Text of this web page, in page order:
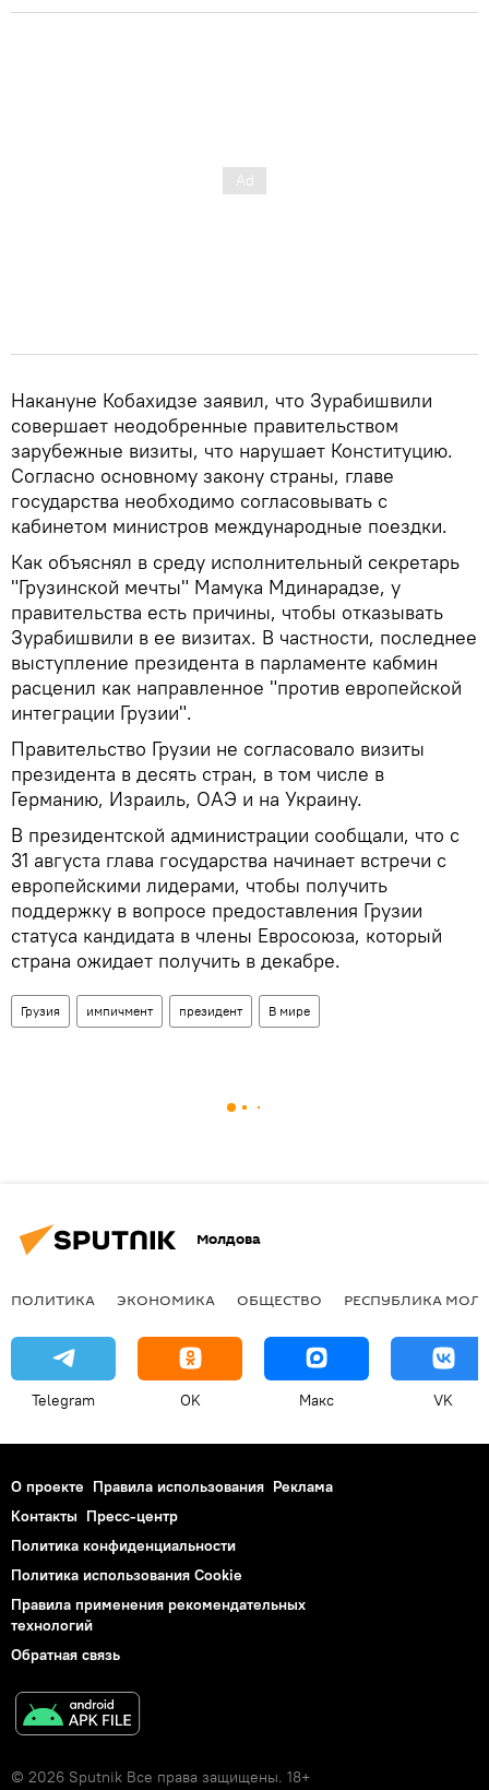
Накануне Кобахидзе заявил, что Зурабишвили
совершает неодобренные правительством
зарубежные визиты, что нарушает Конституцию.
Согласно основному закону страны, главе
государства необходимо согласовывать с
кабинетом министров международные поездки.
Как объяснял в среду исполнительный секретарь
"Грузинской мечты" Мамука Мдинарадзе, у
правительства есть причины, чтобы отказывать
Зурабишвили в ее визитах. В частности, последнее
выступление президента в парламенте кабмин
расценил как направленное "против европейской
интеграции Грузии".
Правительство Грузии не согласовало визиты
президента в десять стран, в том числе в
Германию, Израиль, ОАЭ и на Украину.
В президентской администрации сообщали, что с
31 августа глава государства начинает встречи с
европейскими лидерами, чтобы получить
поддержку в вопросе предоставления Грузии
статуса кандидата в члены Евросоюза, который
страна ожидает получить в декабре.
Грузия импичмент президент В мире
Молдова
ПОЛИТИКА ЭКОНОМИКА ОБЩЕСТВО РЕСПУБЛИКА
Telegram OK Макс VK
О проекте Правила использования Реклама
Контакты Пресс-центр
Политика конфиденциальности
Политика использования Cookie
Правила применения рекомендательных
технологий
Обратная связь
© 2026 Sputnik Все права защищены. 18+